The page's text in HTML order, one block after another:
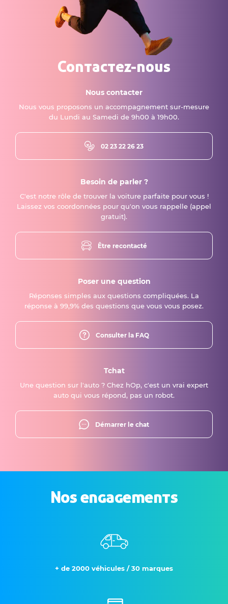
Contactez-nous
Nous contacter
Nous vous proposons un accompagnement sur-mesure
du Lundi au Samedi de 9h00 à 19h00.
02 23 22 26 23
Besoin de parler ?
C'est notre rôle de trouver la voiture parfaite pour vous !
Laissez vos coordonnées pour qu'on vous rappelle (appel
gratuit).
Être recontacté
Poser une question
Réponses simples aux questions compliquées. La
réponse à 99,9% des questions que vous vous posez.
Consulter la FAQ
Tchat
Une question sur l'auto ? Chez hOp, c'est un vrai expert
auto qui vous répond, pas un robot.
Démarrer le chat
Nos engagements
+ de 2000 véhicules / 30 marques